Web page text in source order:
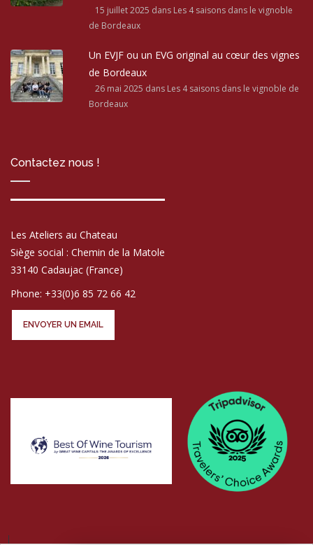
15 juillet 2025 dans Les 4 saisons dans le vignoble
de Bordeaux
Un EVJF ou un EVG original au cœur des vignes
de Bordeaux
26 mai 2025 dans Les 4 saisons dans le vignoble de
Bordeaux
Contactez nous !
Les Ateliers au Chateau
Siège social : Chemin de la Matole
33140 Cadaujac (France)
Phone: +33(0)6 85 72 66 42
ENVOYER UN EMAIL